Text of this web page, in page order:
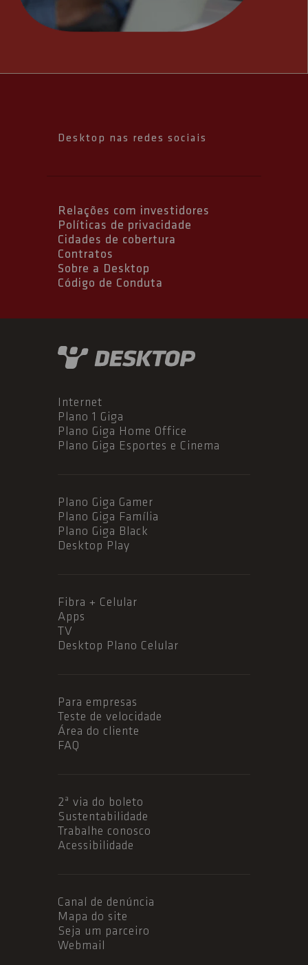
Desktop nas redes sociais
Relações com investidores
Políticas de privacidade
Cidades de cobertura
Contratos
Sobre a Desktop
Código de Conduta
Internet
Plano 1 Giga
Plano Giga Home Office
Plano Giga Esportes e Cinema
Plano Giga Gamer
Plano Giga Família
Plano Giga Black
Desktop Play
Fibra + Celular
Apps
TV
Desktop Plano Celular
Para empresas
Teste de velocidade
Área do cliente
FAQ
2ª via do boleto
Sustentabilidade
Trabalhe conosco
Acessibilidade
Canal de denúncia
Mapa do site
Seja um parceiro
Webmail